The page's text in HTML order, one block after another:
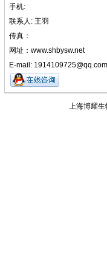
手机:
联系人: 王羽
传真：
网址：www.shbysw.net
E-mail: 1914109725@qq.com
上海博耀